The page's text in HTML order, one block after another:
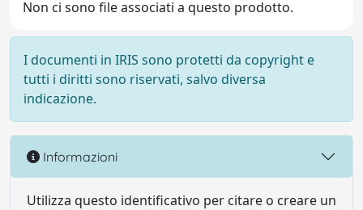
Non ci sono file associati a questo prodotto.
I documenti in IRIS sono protetti da copyright e
tutti i diritti sono riservati, salvo diversa
indicazione.
Informazioni
Utilizza questo identificativo per citare o creare un